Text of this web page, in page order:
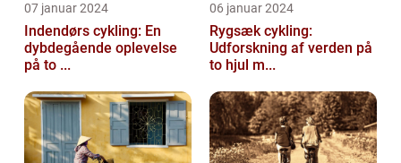
07 januar 2024
Indendørs cykling: En
dybdegående oplevelse
på to ...
06 januar 2024
Rygsæk cykling:
Udforskning af verden på
to hjul m...